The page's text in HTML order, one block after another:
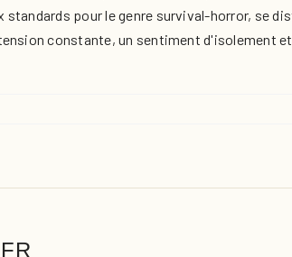
pour le genre survival-horror, se
constante, un sentiment d'isolement